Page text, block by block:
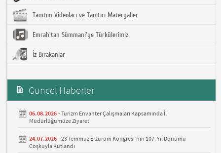
Tanıtım Videoları ve Tanıtıcı Materyaller
Emrah'tan Sümmani'ye Türkülerimiz
İz Bırakanlar
Güncel Haberler
06.08.2026 -Turizm Envanter Çalışmaları Kapsamında İl
Müdürlüğümüze Ziyaret
24.07.2026 -23 Temmuz Erzurum Kongresi’nin 107. Yıl Dönümü
Coşkuyla Kutlandı